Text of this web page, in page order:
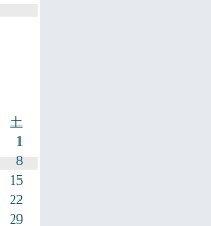
土
1
8
15
22
29